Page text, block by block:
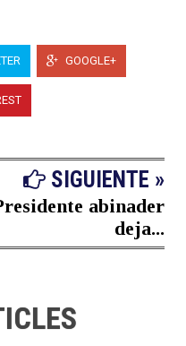
GOOGLE+
SIGUIENTE »
abinader
deja...